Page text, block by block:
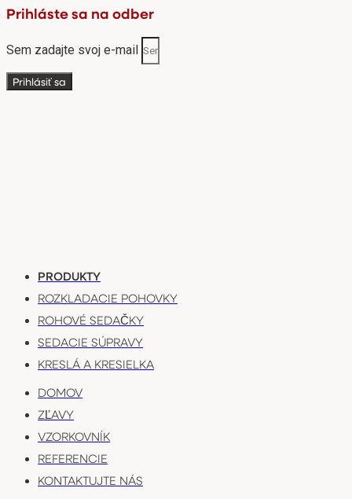
Prihláste sa na odber
Sem zadajte svoj e-mail
Prihlásiť sa
PRODUKTY
ROZKLADACIE POHOVKY
ROHOVÉ SEDAČKY
SEDACIE SÚPRAVY
KRESLÁ A KRESIELKA
DOMOV
ZĽAVY
VZORKOVNÍK
REFERENCIE
KONTAKTUJTE NÁS